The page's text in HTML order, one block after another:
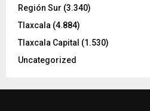
Región Sur (3.340)
Tlaxcala (4.884)
Tlaxcala Capital (1.530)
Uncategorized